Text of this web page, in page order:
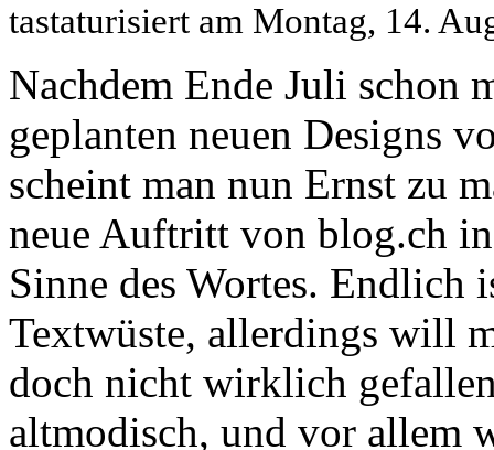
tastaturisiert am Montag, 14.
Nachdem Ende Juli schon
geplanten neuen Designs
scheint man nun Ernst zu
neue Auftritt von blog.ch
Sinne des Wortes. Endlich
Textwüste, allerdings will
doch nicht wirklich
altmodisch, und vor allem